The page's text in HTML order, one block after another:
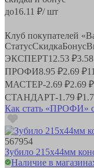
до16.11 ₽/ шт
Клуб покупателей
СтатусСкидкаБонус
ЭКСПЕРТ12.53 ₽
ПРОФИ8.95 ₽2.69 ₽
МАСТЕР-2.69 ₽2.69 ₽
СТАНДАРТ-1.79 ₽
Как стать «ПРОФИ»
567954
Зубило 215х44мм
Наличие в